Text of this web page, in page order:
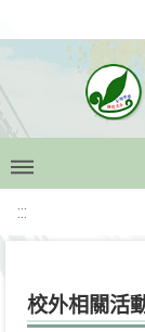
:::
校外相關活